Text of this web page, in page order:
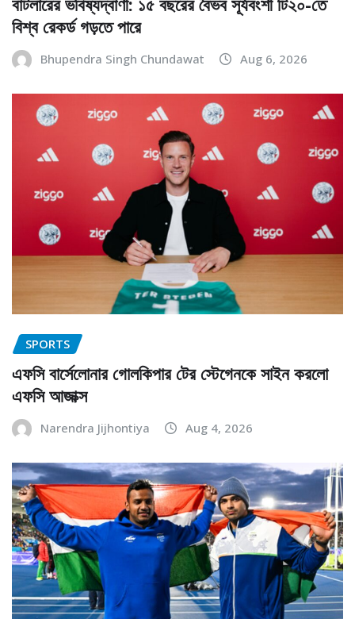
বিশ্ব রেকর্ড গড়তে পারে
Bhupendra Singh Chundawat Aug 6, 2026
SPORTS
এফসি বার্সেলোনার গোলকিপার টের স্টেগেনকে সাইন করলো
এফসি আজাক্স
Narendra Jijhontiya Aug 4, 2026